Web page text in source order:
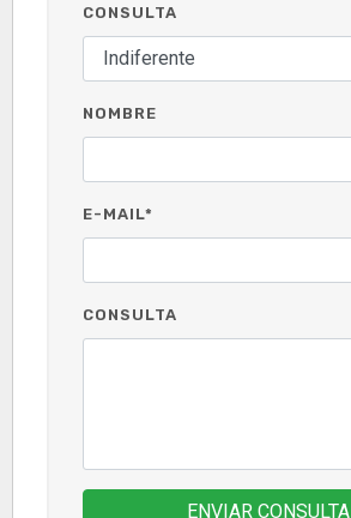
CONSULTA
NOMBRE
E-MAIL*
CONSULTA
ENVIAR CONSULTA